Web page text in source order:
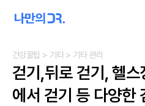
건강꿀팁 > 기타> 기타 관리
걷기,뒤로 걷기, 헬
에서 걷기 등 다양한